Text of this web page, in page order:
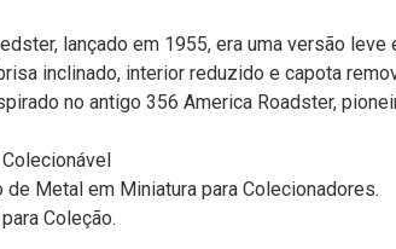
lançado em 1955, era uma versão
inclinado, interior reduzido e capota
no antigo 356 America Roadster,
de Metal em Miniatura para Colecionadores.
Coleção.